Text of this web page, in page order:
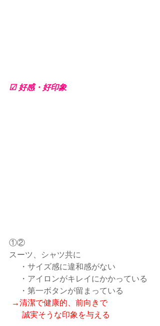
☑ 好感・好印象
①②
スーツ、シャツ共に
・サイズ感に違和感がない
・アイロンがキレイにかかっている
・第一ボタンが留まっている
→清潔で健康的、前向きで
誠実そうな印象を与える